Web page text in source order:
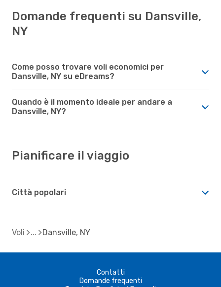
Domande frequenti su Dansville,
NY
Come posso trovare voli economici per
Dansville, NY su eDreams?
Quando è il momento ideale per andare a
Dansville, NY?
Pianificare il viaggio
Città popolari
Voli Dansville, NY
Contatti
Domande frequenti